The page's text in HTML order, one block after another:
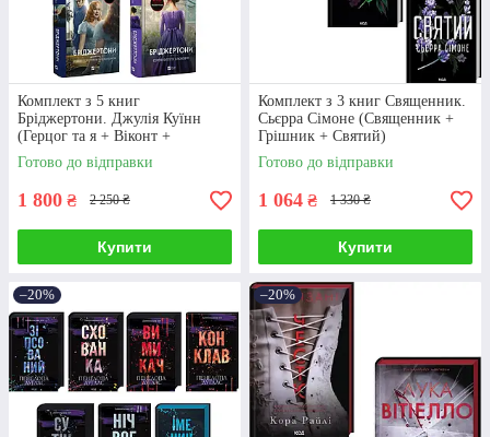
Комплект з 5 книг
Бріджертони. Джулія Куїнн
(Герцог та я + Віконт +
Пропозиція джентльмена +
Серові Філліпу)
Готово до відправки
1 800 ₴ 2 250 ₴
Купити
Комплект з 3 книг Священник.
Сьєрра Сімоне (Священник +
Грішник + Святий)
Готово до відправки
1 064 ₴ 1 330 ₴
Купити
–20% –20%